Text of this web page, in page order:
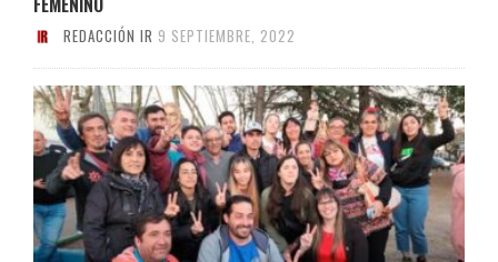
REDACCIÓN IR 9 SEPTIEMBRE, 2022